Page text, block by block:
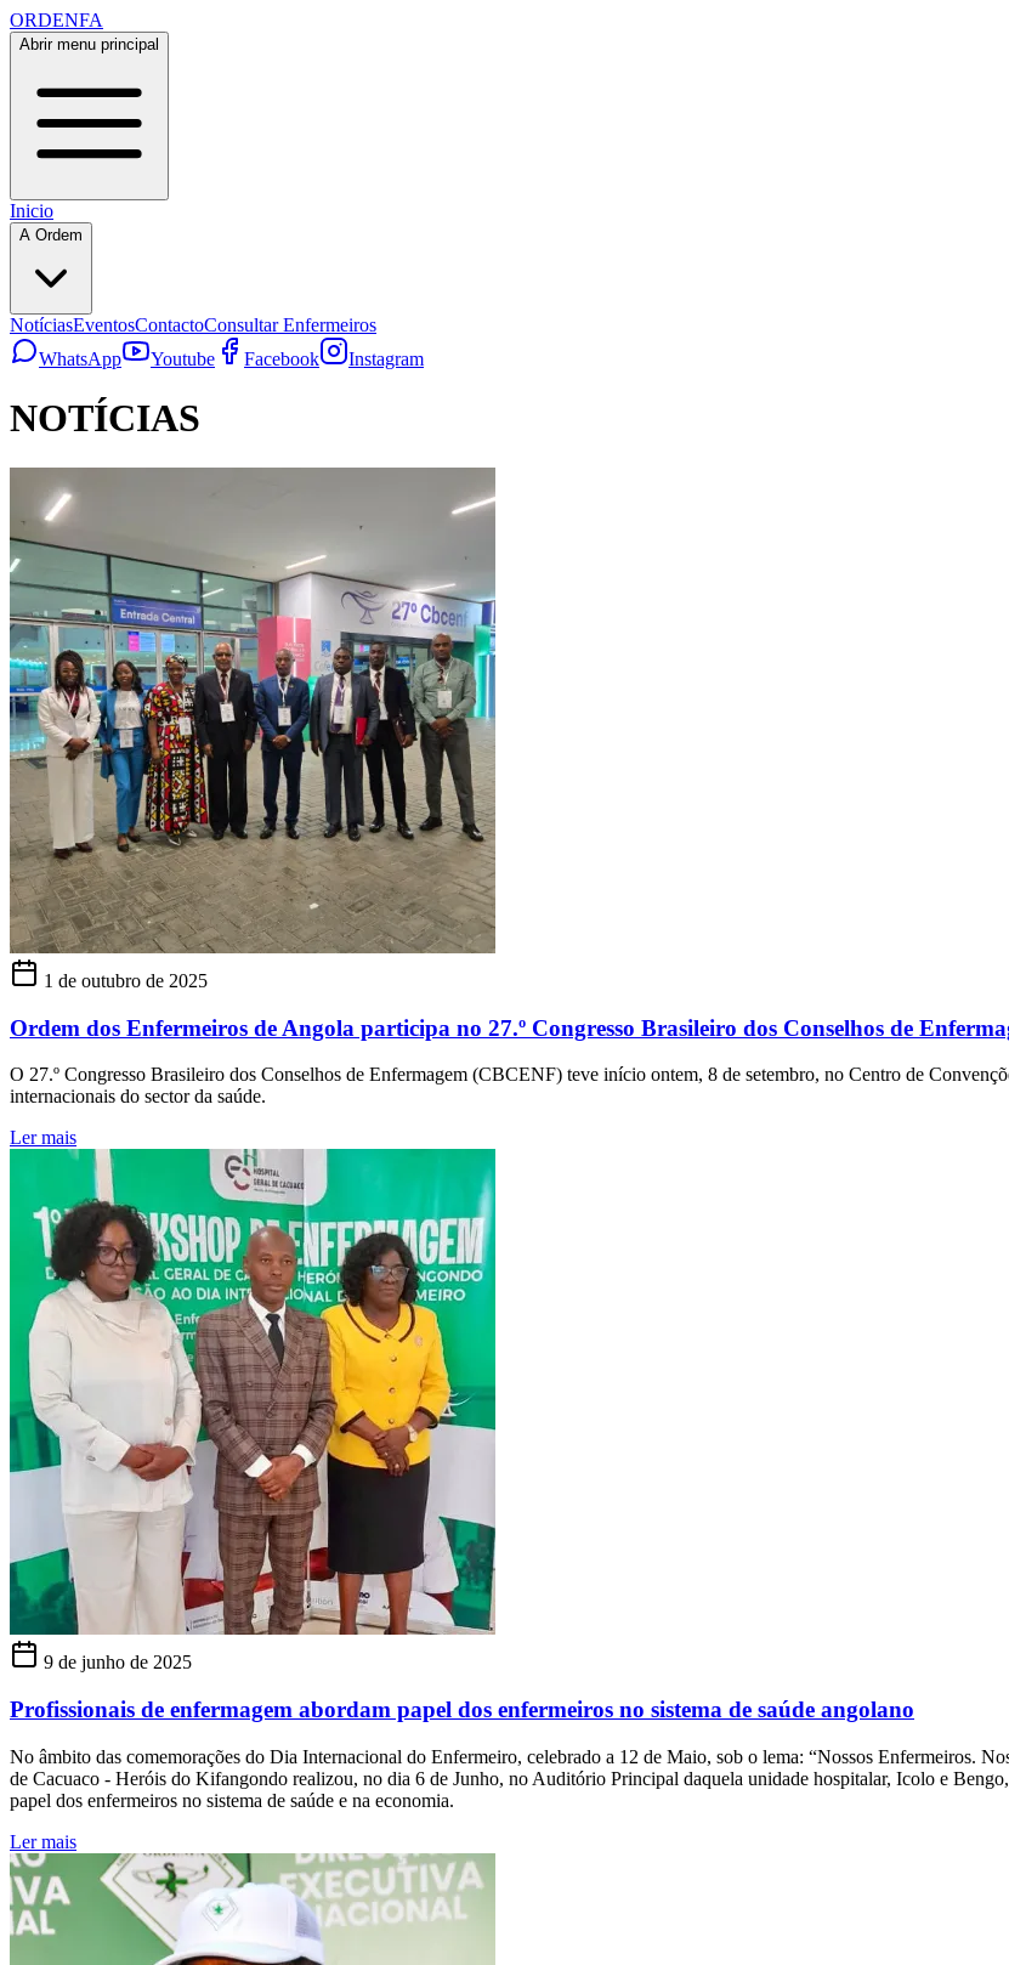
ORDENFA
Abrir menu principal
Inicio
A Ordem
NotíciasEventosContactoConsultar Enfermeiros
WhatsApp
Youtube Facebook Instagram
NOTÍCIAS
1 de outubro de 2025
Ordem dos Enfermeiros de Angola participa no 27.º Congresso Brasileiro dos Conselhos de
O 27.º Congresso Brasileiro dos Conselhos de Enfermagem (CBCENF) teve início ontem, 8 de setembro, no Centro de
internacionais do sector da saúde.
Ler mais
9 de junho de 2025
Profissionais de enfermagem abordam papel dos enfermeiros no sistema de saúde angolano
No âmbito das comemorações do Dia Internacional do Enfermeiro, celebrado a 12 de Maio, sob o lema: “Nossos Enfermeiros.
de Cacuaco - Heróis do Kifangondo realizou, no dia 6 de Junho, no Auditório Principal daquela unidade hospitalar, Icolo e
papel dos enfermeiros no sistema de saúde e na economia.
Ler mais